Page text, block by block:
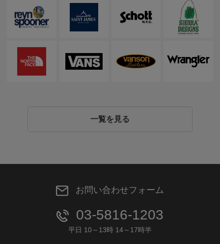
一覧を見る
お問い合わせフォーム
03-5816-1203
平日 10～13時 14～17時半